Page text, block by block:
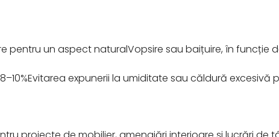
pentru un aspect naturalVopsire sau baițuire, în funcție
expunerii la umiditate sau căldură excesivă